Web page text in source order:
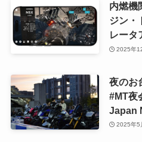
内燃
ジン・
レータ
2025年
夜のお
#MT夜
Japan
2025年5